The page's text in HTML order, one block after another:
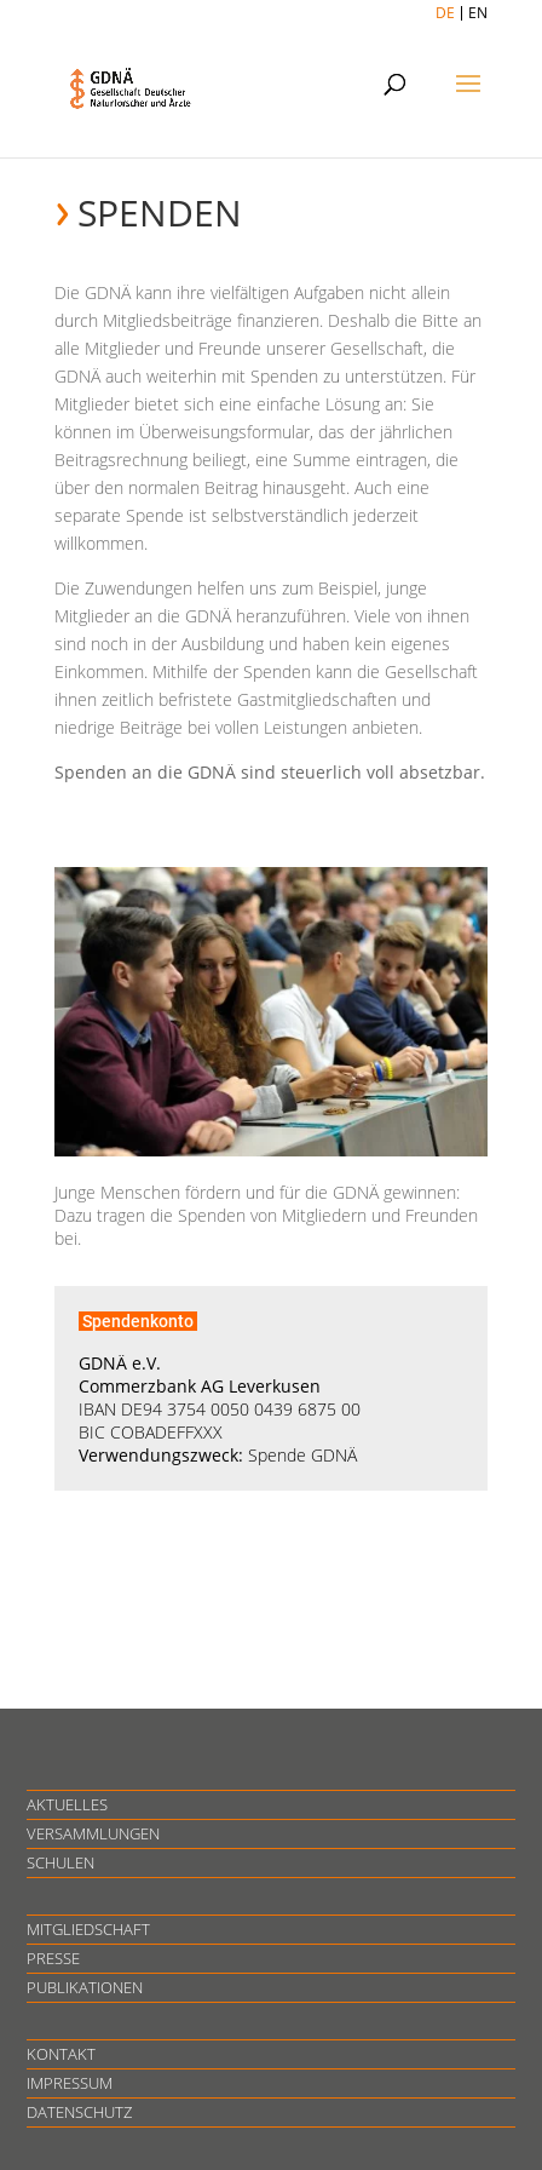
DE EN
SPENDEN
Die GDNÄ kann ihre vielfältigen Aufgaben nicht allein
durch Mitgliedsbeiträge finanzieren. Deshalb die Bitte an
alle Mitglieder und Freunde unserer Gesellschaft, die
GDNÄ auch weiterhin mit Spenden zu unterstützen. Für
Mitglieder bietet sich eine einfache Lösung an: Sie
können im Überweisungsformular, das der jährlichen
Beitragsrechnung beiliegt, eine Summe eintragen, die
über den normalen Beitrag hinausgeht. Auch eine
separate Spende ist selbstverständlich jederzeit
willkommen.
Die Zuwendungen helfen uns zum Beispiel, junge
Mitglieder an die GDNÄ heranzuführen. Viele von ihnen
sind noch in der Ausbildung und haben kein eigenes
Einkommen. Mithilfe der Spenden kann die Gesellschaft
ihnen zeitlich befristete Gastmitgliedschaften und
niedrige Beiträge bei vollen Leistungen anbieten.
Spenden an die GDNÄ sind steuerlich voll absetzbar.
Junge Menschen fördern und für die GDNÄ gewinnen:
Dazu tragen die Spenden von Mitgliedern und Freunden
bei.
Spendenkonto
GDNÄ e.V.
Commerzbank AG Leverkusen
IBAN DE94 3754 0050 0439 6875 00
BIC COBADEFFXXX
Verwendungszweck: Spende GDNÄ
AKTUELLES
VERSAMMLUNGEN
SCHULEN
MITGLIEDSCHAFT
PRESSE
PUBLIKATIONEN
KONTAKT
IMPRESSUM
DATENSCHUTZ